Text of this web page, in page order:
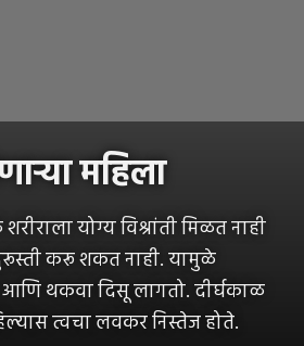
महिला
योग्य विश्रांती मिळत नाही
करू शकत नाही. यामुळे
आणि थकवा दिसू लागतो. दीर्घकाळ
त्वचा लवकर निस्तेज होते.